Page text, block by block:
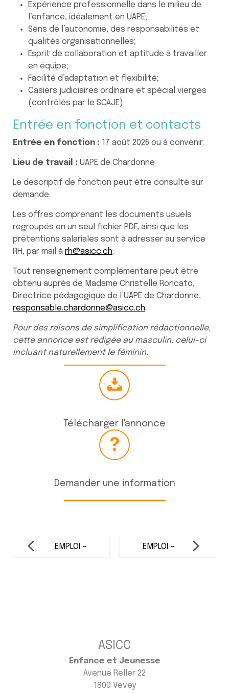
Expérience professionnelle dans le milieu de
l’enfance, idéalement en UAPE;
Sens de l’autonomie, des responsabilités et
qualités organisationnelles;
Esprit de collaboration et aptitude à travailler
en équipe;
Facilité d’adaptation et flexibilité;
Casiers judiciaires ordinaire et spécial vierges
(contrôlés par le SCAJE)
Entrée en fonction et contacts
Entrée en fonction : 17 août 2026 ou à convenir.
Lieu de travail : UAPE de Chardonne
Le descriptif de fonction peut être consulté sur
demande.
Les offres comprenant les documents usuels
regroupés en un seul fichier PDF, ainsi que les
prétentions salariales sont à adresser au service
RH, par mail à rh@asicc.ch.
Tout renseignement complémentaire peut être
obtenu auprès de Madame Christelle Roncato,
Directrice pédagogique de l’UAPE de Chardonne,
responsable.chardonne@asicc.ch
Pour des raisons de simplification rédactionnelle,
cette annonce est rédigée au masculin, celui-ci
incluant naturellement le féminin.
Télécharger l'annonce
Demander une information
navigation
EMPLOI –
EMPLOI –
ASICC
Enfance et Jeunesse
Avenue Reller 22
1800 Vevey